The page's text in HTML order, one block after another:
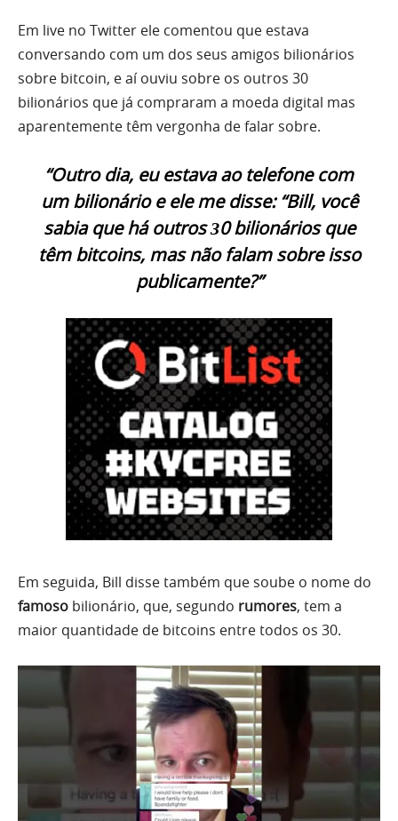
Em live no Twitter ele comentou que estava
conversando com um dos seus amigos bilionários
sobre bitcoin, e aí ouviu sobre os outros 30
bilionários que já compraram a moeda digital mas
aparentemente têm vergonha de falar sobre.
“Outro dia, eu estava ao telefone com
um bilionário e ele me disse: “Bill, você
sabia que há outros З0 bilionários que
têm bitcoins, mas não falam sobre isso
publicamente?”
Em seguida, Bill disse também que soube o nome do
famoso bilionário, que, segundo rumores, tem a
maior quantidade de bitcoins entre todos os 30.